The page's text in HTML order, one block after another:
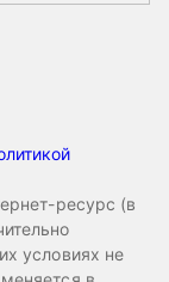
ресурс (в
условиях не